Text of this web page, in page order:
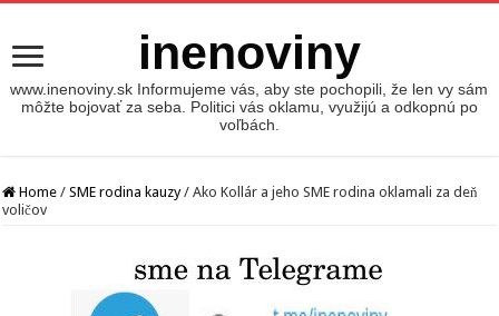
inenoviny
www.inenoviny.sk Informujeme vás, aby ste pochopili, že len vy sám
môžte bojovať za seba. Politici vás oklamu, využijú a odkopnú po
voľbách.
Home / SME rodina kauzy / Ako Kollár a jeho SME rodina oklamali za deň
voličov